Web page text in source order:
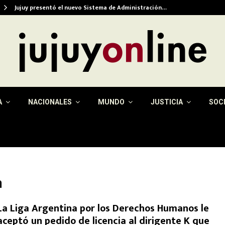
Jujuy presentó el nuevo Sistema de Administración…
NACIONALES MUNDO JUSTICIA
Liga Argentina por los Derechos Humanos le
un pedido de licencia al dirigente K que